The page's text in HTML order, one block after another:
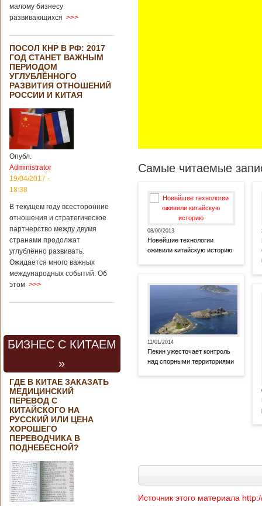
малому бизнесу
развивающихся >>>
ПОСОЛ КНР В РФ: 2017
ГОД СТАНЕТ ВАЖНЫМ
ПЕРИОДОМ
УГЛУБЛЁННОГО
РАЗВИТИЯ ОТНОШЕНИЙ
РОССИИ И КИТАЯ
Опубл.
Administrator
19/04/2017 -
18:38
В текущем году всесторонние
отношения и стратегическое
партнерство между двумя
странами продолжат
углублённо развивать.
Ожидается много важных
международных событий. Об
этом >>>
БИЗНЕС С КИТАЕМ
»
ГДЕ В КИТАЕ ЗАКАЗАТЬ
МЕДИЦИНСКИЙ
ПЕРЕВОД С
КИТАЙСКОГО НА
РУССКИЙ ИЛИ ЦЕНА
ХОРОШЕГО
ПЕРЕВОДЧИКА В
ПОДНЕБЕСНОЙ?
Самые читаемые
08/06/2013
Новейшие технологии
оживили китайскую историю
11/01/2014
Пекин ужесточает контроль
над спорными территориями
Источник этого материала